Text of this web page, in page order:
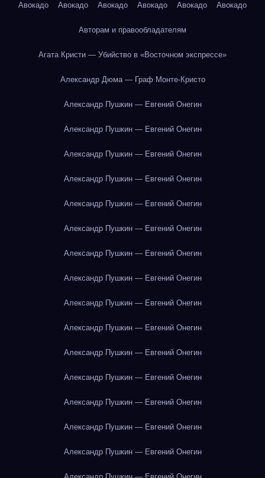
Авокадо Авокадо Авокадо Авокадо Авокадо Авокадо
Авторам и правообладателям
Агата Кристи — Убийство в «Восточном экспрессе»
Александр Дюма — Граф Монте-Кристо
Александр Пушкин — Евгений Онегин
Александр Пушкин — Евгений Онегин
Александр Пушкин — Евгений Онегин
Александр Пушкин — Евгений Онегин
Александр Пушкин — Евгений Онегин
Александр Пушкин — Евгений Онегин
Александр Пушкин — Евгений Онегин
Александр Пушкин — Евгений Онегин
Александр Пушкин — Евгений Онегин
Александр Пушкин — Евгений Онегин
Александр Пушкин — Евгений Онегин
Александр Пушкин — Евгений Онегин
Александр Пушкин — Евгений Онегин
Александр Пушкин — Евгений Онегин
Александр Пушкин — Евгений Онегин